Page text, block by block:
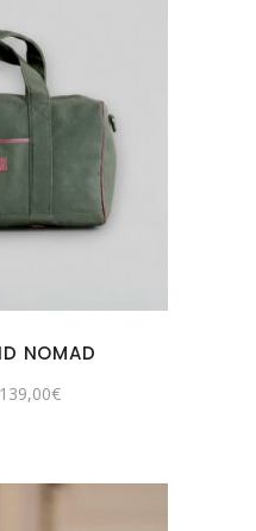
NOMAD
139,00€